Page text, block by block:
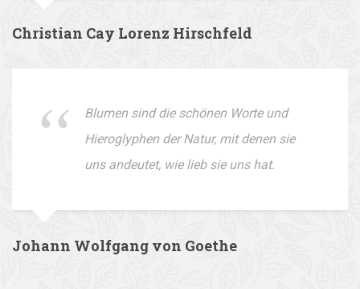
Christian Cay Lorenz Hirschfeld
Blumen sind die schönen Worte und
Hieroglyphen der Natur, mit denen sie
uns andeutet, wie lieb sie uns hat.
Johann Wolfgang von Goethe